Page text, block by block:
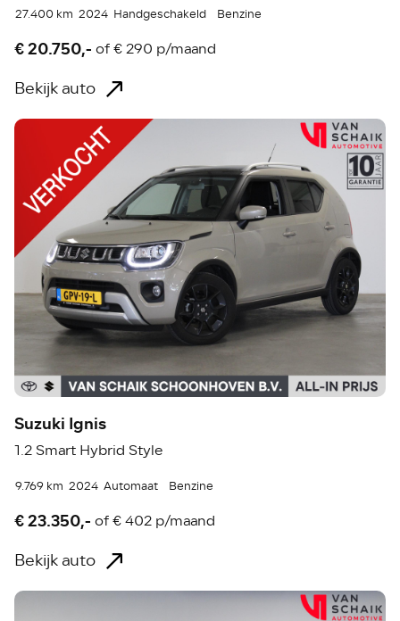
27.400 km 2024 Handgeschakeld Benzine
€ 20.750,- of€ 290 p/maand
Bekijk auto
Suzuki Ignis
1.2 Smart Hybrid Style
9.769 km 2024 Automaat Benzine
€ 23.350,- of€ 402 p/maand
Bekijk auto